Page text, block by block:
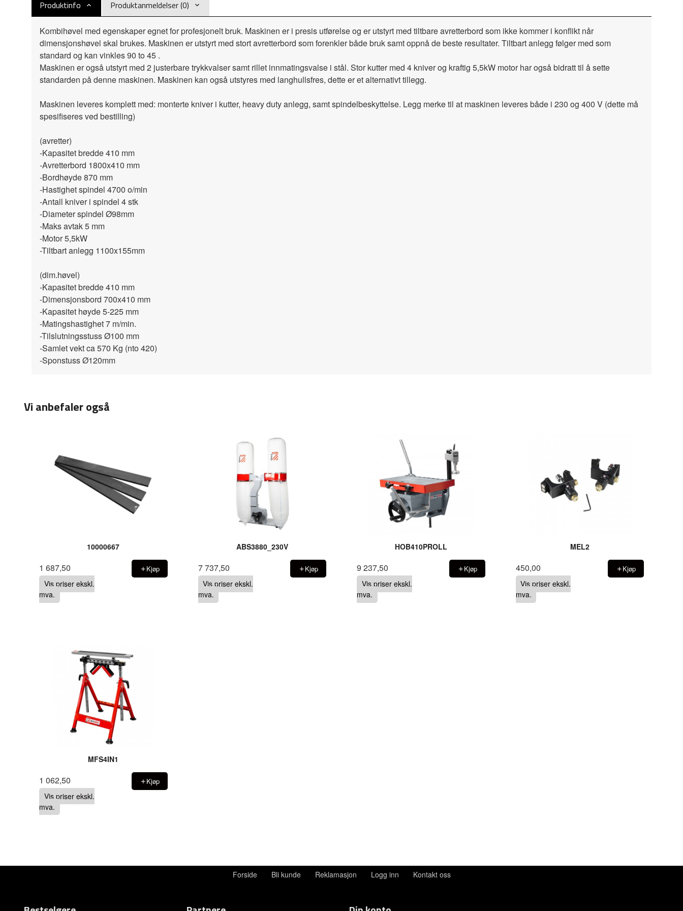
Produktinfo Produktanmeldelser (0)
Kombihøvel med egenskaper egnet for profesjonelt bruk. Maskinen er i presis utførelse og er utstyrt med tiltbare avretterbord som ikke kommer i konflikt når
dimensjonshøvel skal brukes. Maskinen er utstyrt med stort avretterbord som forenkler både bruk samt oppnå de beste resultater. Tiltbart anlegg følger med som
standard og kan vinkles 90 to 45 .
Maskinen er også utstyrt med 2 justerbare trykkvalser samt rillet innmatingsvalse i stål. Stor kutter med 4 kniver og kraftig 5,5kW motor har også bidratt til å sette
standarden på denne maskinen. Maskinen kan også utstyres med langhullsfres, dette er et alternativt tillegg.
Maskinen leveres komplett med: monterte kniver i kutter, heavy duty anlegg, samt spindelbeskyttelse. Legg merke til at maskinen leveres både i 230 og 400 V (dette må
spesifiseres ved bestilling)
(avretter)
-Kapasitet bredde 410 mm
-Avretterbord 1800x410 mm
-Bordhøyde 870 mm
-Hastighet spindel 4700 o/min
-Antall kniver i spindel 4 stk
-Diameter spindel Ø98mm
-Maks avtak 5 mm
-Motor 5,5kW
-Tiltbart anlegg 1100x155mm
(dim.høvel)
-Kapasitet bredde 410 mm
-Dimensjonsbord 700x410 mm
-Kapasitet høyde 5-225 mm
-Matingshastighet 7 m/min.
-Tilslutningsstuss Ø100 mm
-Samlet vekt ca 570 Kg (nto 420)
-Sponstuss Ø120mm
Vi anbefaler også
10000667
1 687,50
Vis priser ekskl.
mva.
Kjøp
ABS3880_230V
7 737,50
Vis priser ekskl.
mva.
Kjøp
HOB410PROLL
9 237,50
Vis priser ekskl.
mva.
Kjøp
MEL2
450,00
Vis priser ekskl.
mva.
Kjøp
MFS4IN1
1 062,50
Vis priser ekskl.
mva.
Kjøp
Forside Bli kunde Reklamasjon Logg inn Kontakt oss